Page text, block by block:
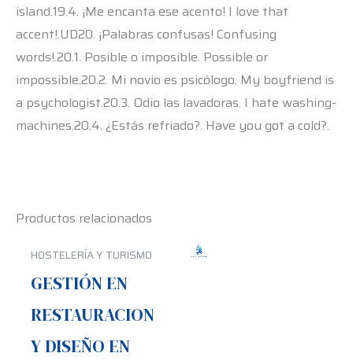
island.19.4. ¡Me encanta ese acento! I love that
accent!.UD20. ¡Palabras confusas! Confusing
words!.20.1. Posible o imposible. Possible or
impossible.20.2. Mi novio es psicólogo. My boyfriend is
a psychologist.20.3. Odio las lavadoras. I hate washing-
machines.20.4. ¿Estás refriado?. Have you got a cold?.
Productos relacionados
HOSTELERÍA Y TURISMO
GESTIÓN EN
RESTAURACION
Y DISEÑO EN